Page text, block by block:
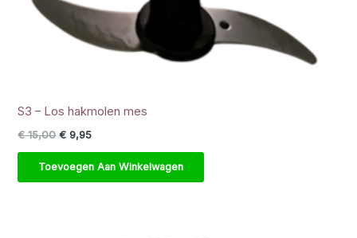
S3 – Los hakmolen mes
€15,00 Oorspronkelijke prijs was: € 15,00.
€ 9,95Huidige prijs is: € 9,95.
Toevoegen Aan Winkelwagen